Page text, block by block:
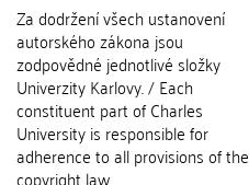
Za dodržení všech ustanovení
autorského zákona jsou
zodpovědné jednotlivé složky
Univerzity Karlovy. / Each
constituent part of Charles
University is responsible for
adherence to all provisions of the
copyright law.